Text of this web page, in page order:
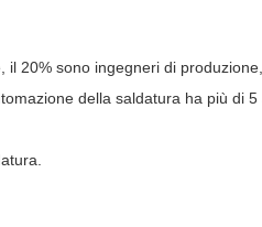
20% sono ingegneri di
della saldatura ha più di 5